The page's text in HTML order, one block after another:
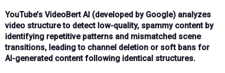
YouTube’s VideoBert AI (developed by Google) analyzes
video structure to detect low-quality, spammy contentby
identifying repetitive patterns and mismatched scene
transitions, leading to channel deletion or soft bans for
AI-generated content following identical structures.